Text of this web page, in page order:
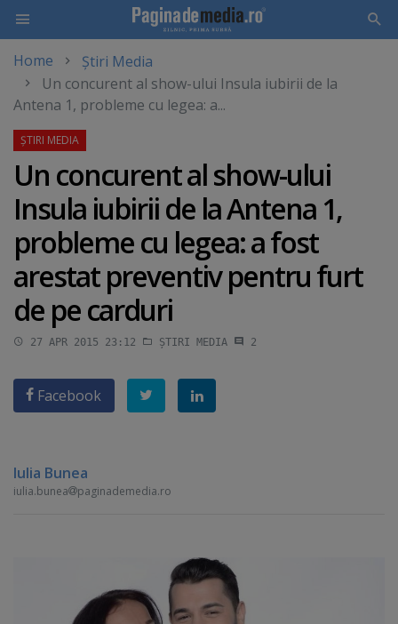
main
content
Home
Știri Media
Un concurent al show-ului Insula iubirii de la
Antena 1, probleme cu legea: a...
Un concurent al show-ului
Insula iubirii de la Antena 1,
probleme cu legea: a fost
arestat preventiv pentru furt
de pe carduri
27 APR 2015 23:12 ȘTIRI MEDIA 2
Facebook
Iulia Bunea
iulia.bunea paginademedia.ro